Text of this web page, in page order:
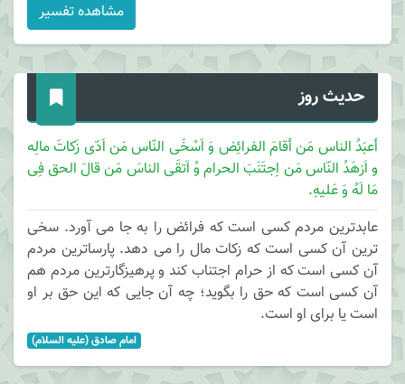
مشاهده تفسیر
حدیث روز
أعبَدُ الناس مَن أقامَ الفرائِض وَ اَسْخَی النّاس مَن اَدّی زَکاتَ مالِه
و اَزهَدُ النّاس مَن اِجتَنَبَ الحرام وُ اَتقَی الناسَ مَن قالَ الحق فِی
مَا لَهُ وَ عَلیهِ.
عابدترین مردم کسی است که فرائض را به جا می آورد. سخی
ترین آن کسی است که زکات مال را می دهد. پارساترین مردم
آن کسی است که از حرام اجتناب کند و پرهیزگارترین مردم هم
آن کسی است که حق را بگوید؛ چه آن جایی که این حق بر او
است یا برای او است.
امام صادق (علیه السلام)